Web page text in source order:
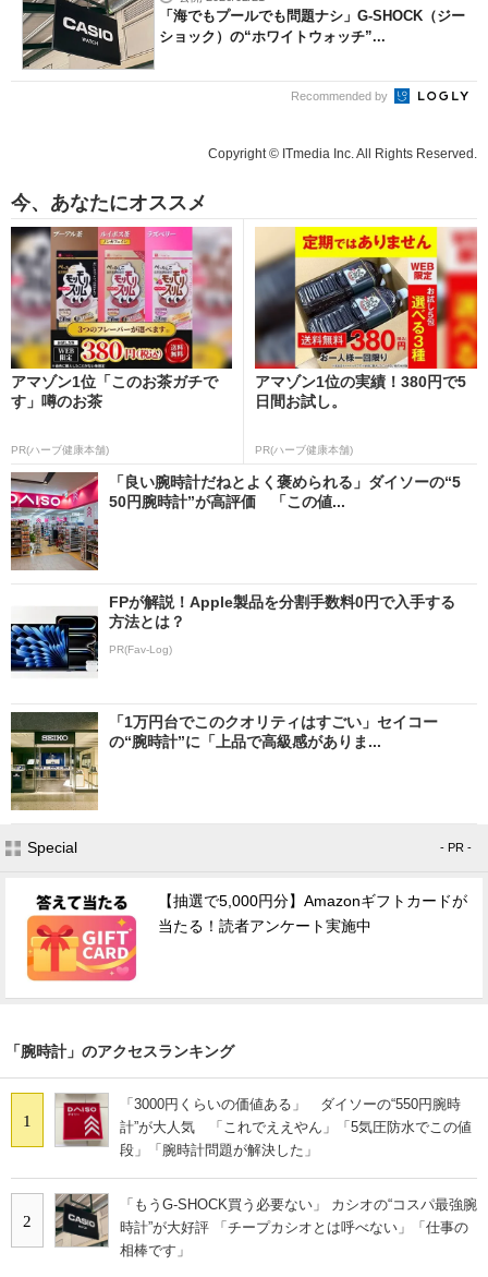
「海でもプールでも問題ナシ」G-SHOCK（ジー
ショック）の“ホワイトウォッチ”...
Recommended by
Copyright © ITmedia Inc. All Rights Reserved.
今、あなたにオススメ
アマゾン1位「このお茶ガチで
す」噂のお茶
PR(ハーブ健康本舗)
アマゾン1位の実績！380円で5
日間お試し。
PR(ハーブ健康本舗)
「良い腕時計だねとよく褒められる」ダイソーの“5
50円腕時計”が高評価 「この値...
FPが解説！Apple製品を分割手数料0円で入手する
方法とは？
PR(Fav-Log)
「1万円台でこのクオリティはすごい」セイコー
の“腕時計”に「上品で高級感がありま...
Special - PR -
【抽選で5,000円分】Amazonギフトカードが
当たる！読者アンケート実施中
「腕時計」のアクセスランキング
1
「3000円くらいの価値ある」 ダイソーの“550円腕時
計”が大人気 「これでええやん」「5気圧防水でこの値
段」「腕時計問題が解決した」
2
「もうG-SHOCK買う必要ない」 カシオの“コスパ最強腕
時計”が大好評 「チープカシオとは呼べない」「仕事の
相棒です」